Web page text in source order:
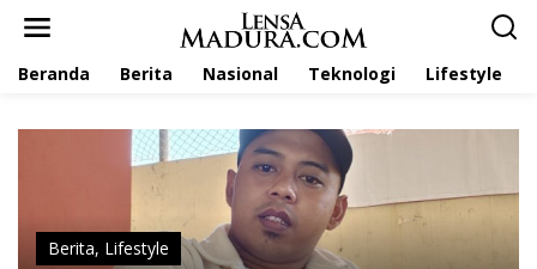
Beranda Berita Nasional Teknologi Lifestyle
Berita, Lifestyle